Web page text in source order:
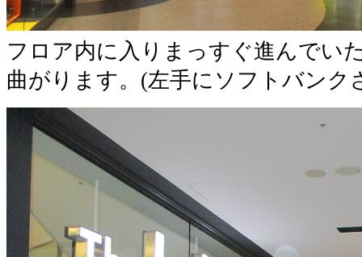
フロア内に入りまっすぐ進んでい
曲がります。(左手にソフトバンク